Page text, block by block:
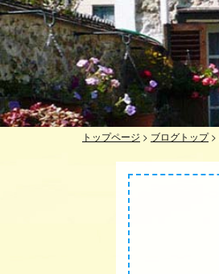
トップページ > ブログトップ>